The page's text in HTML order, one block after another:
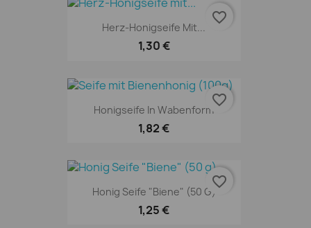
Herz-Honigseife Mit...
1,30 €
favorite_border
Honigseife In Wabenform
1,82 €
favorite_border
Honig Seife "Biene" (50 G)
1,25 €
favorite_border